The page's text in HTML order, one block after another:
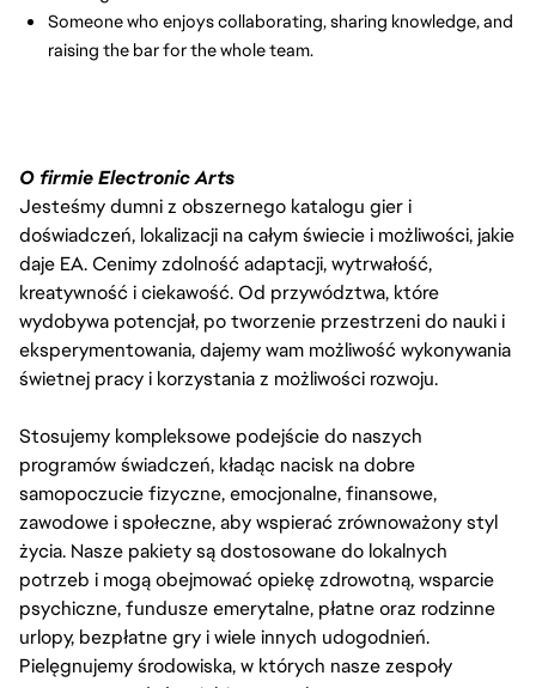
Someone who enjoys collaborating, sharing knowledge, and
raising the bar for the whole team.
O firmie Electronic Arts
Jesteśmy dumni z obszernego katalogu gier i
doświadczeń, lokalizacji na całym świecie i możliwości, jakie
daje EA. Cenimy zdolność adaptacji, wytrwałość,
kreatywność i ciekawość. Od przywództwa, które
wydobywa potencjał, po tworzenie przestrzeni do nauki i
eksperymentowania, dajemy wam możliwość wykonywania
świetnej pracy i korzystania z możliwości rozwoju.
Stosujemy kompleksowe podejście do naszych
programów świadczeń, kładąc nacisk na dobre
samopoczucie fizyczne, emocjonalne, finansowe,
zawodowe i społeczne, aby wspierać zrównoważony styl
życia. Nasze pakiety są dostosowane do lokalnych
potrzeb i mogą obejmować opiekę zdrowotną, wsparcie
psychiczne, fundusze emerytalne, płatne oraz rodzinne
urlopy, bezpłatne gry i wiele innych udogodnień.
Pielęgnujemy środowiska, w których nasze zespoły